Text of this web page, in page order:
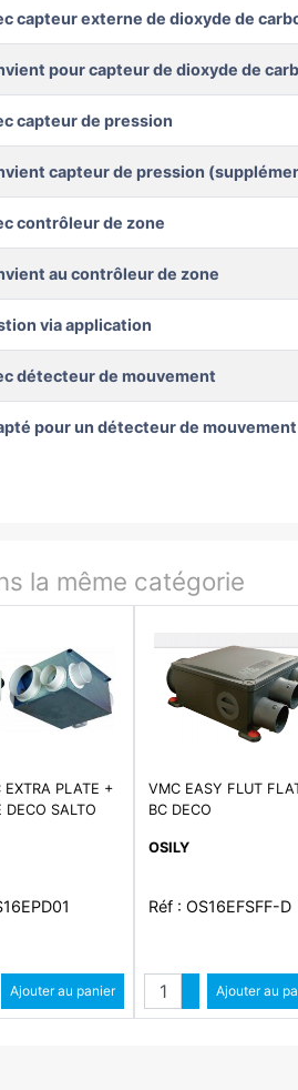
capteur externe de dioxyde de
pour capteur de dioxyde de
capteur de pression
capteur de pression
contrôleur de zone
au contrôleur de zone
via application
détecteur de mouvement
pour un détecteur de mouvement
la même catégorie
EXTRA PLATE +
DECO SALTO
quantité
quantité
Ajouter au panier
VMC EASY FLUT
BC DECO
OSILY
Réf : OS16EFSFF-D
QuantitéAugmenter
Diminuer
Ajouter au